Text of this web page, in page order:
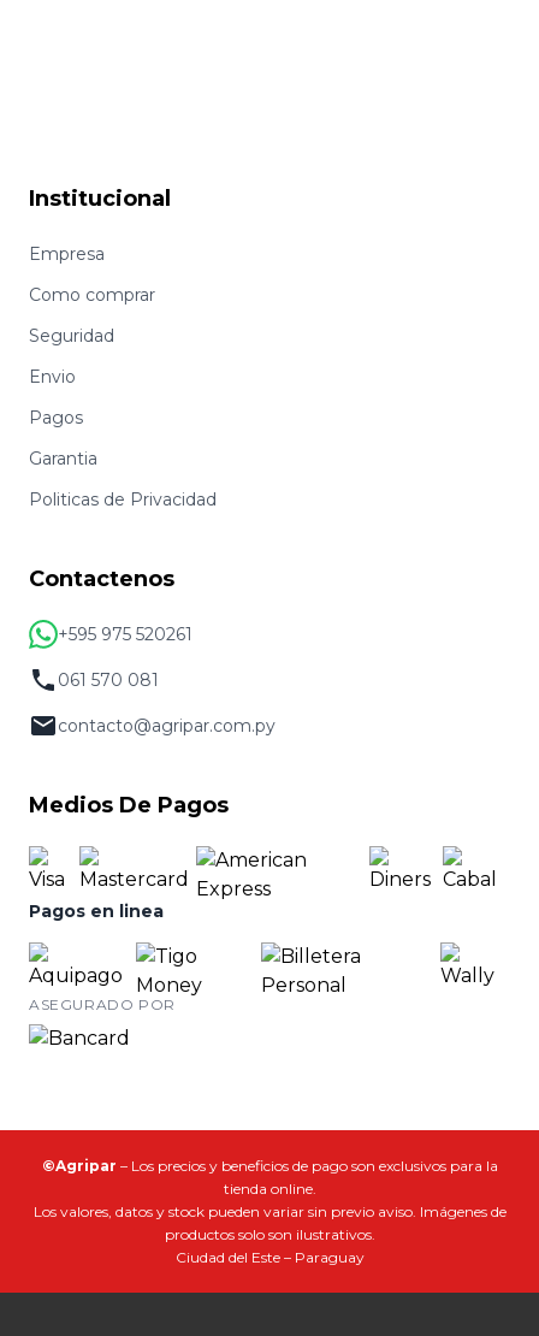
Institucional
Empresa
Como comprar
Seguridad
Envio
Pagos
Garantia
Politicas de Privacidad
Contactenos
+595 975 520261
061 570 081
contacto@agripar.com.py
Medios De Pagos
Pagos en linea
ASEGURADO POR
©Agripar – Los precios y beneficios de pago son exclusivos para la
tienda online.
Los valores, datos y stock pueden variar sin previo aviso. Imágenes de
productos solo son ilustrativos.
Ciudad del Este – Paraguay